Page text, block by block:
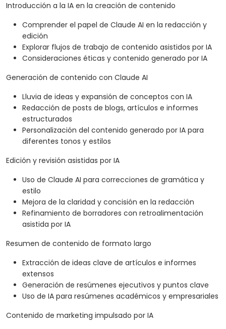
Introducción a la IA en la creación de contenido
Comprender el papel de Claude AI en la redacción y
edición
Explorar flujos de trabajo de contenido asistidos por IA
Consideraciones éticas y contenido generado por IA
Generación de contenido con Claude AI
Lluvia de ideas y expansión de conceptos con IA
Redacción de posts de blogs, artículos e informes
estructurados
Personalización del contenido generado por IA para
diferentes tonos y estilos
Edición y revisión asistidas por IA
Uso de Claude AI para correcciones de gramática y
estilo
Mejora de la claridad y concisión en la redacción
Refinamiento de borradores con retroalimentación
asistida por IA
Resumen de contenido de formato largo
Extracción de ideas clave de artículos e informes
extensos
Generación de resúmenes ejecutivos y puntos clave
Uso de IA para resúmenes académicos y empresariales
Contenido de marketing impulsado por IA